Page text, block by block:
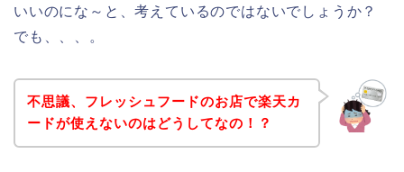
いいのにな～と、考えているのではないでしょうか？
でも、、、。
不思議、フレッシュフードのお店で楽天カ
ードが使えないのはどうしてなの！？